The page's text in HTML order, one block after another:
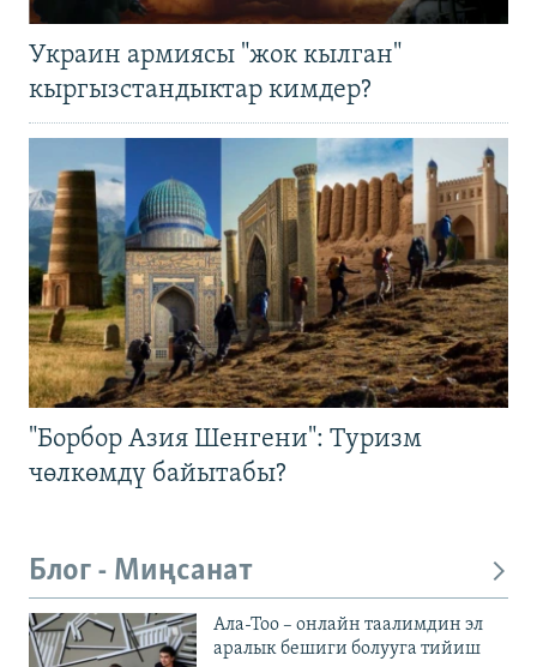
Украин армиясы "жок кылган"
кыргызстандыктар кимдер?
"Борбор Азия Шенгени": Туризм
чөлкөмдү байытабы?
Блог - Миңсанат
Ала-Тоо – онлайн таалимдин эл
аралык бешиги болууга тийиш